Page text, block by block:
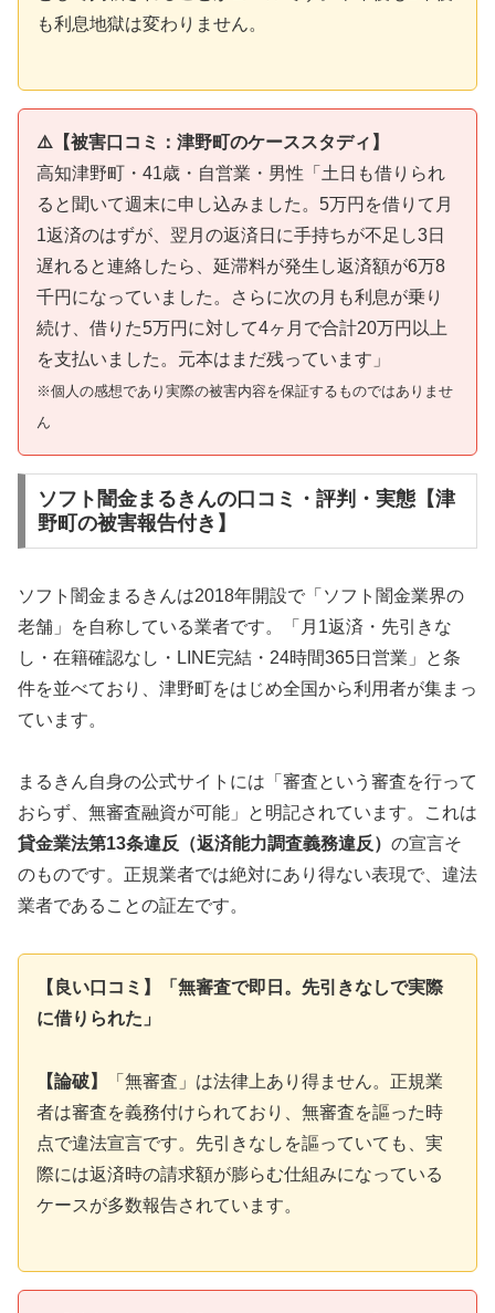
も利息地獄は変わりません。
⚠️【被害口コミ：津野町のケーススタディ】
高知津野町・41歳・自営業・男性「土日も借りられ
ると聞いて週末に申し込みました。5万円を借りて月
1返済のはずが、翌月の返済日に手持ちが不足し3日
遅れると連絡したら、延滞料が発生し返済額が6万8
千円になっていました。さらに次の月も利息が乗り
続け、借りた5万円に対して4ヶ月で合計20万円以上
を支払いました。元本はまだ残っています」
※個人の感想であり実際の被害内容を保証するものではありませ
ん
ソフト闇金まるきんの口コミ・評判・実態【津
野町の被害報告付き】
ソフト闇金まるきんは2018年開設で「ソフト闇金業界の
老舗」を自称している業者です。「月1返済・先引きな
し・在籍確認なし・LINE完結・24時間365日営業」と条
件を並べており、津野町をはじめ全国から利用者が集まっ
ています。
まるきん自身の公式サイトには「審査という審査を行って
おらず、無審査融資が可能」と明記されています。これは
貸金業法第13条違反（返済能力調査義務違反） の宣言そ
のものです。正規業者では絶対にあり得ない表現で、違法
業者であることの証左です。
【良い口コミ】「無審査で即日。先引きなしで実際
に借りられた」
【論破】
「無審査」は法律上あり得ません。正規業
者は審査を義務付けられており、無審査を謳った時
点で違法宣言です。先引きなしを謳っていても、実
際には返済時の請求額が膨らむ仕組みになっている
ケースが多数報告されています。